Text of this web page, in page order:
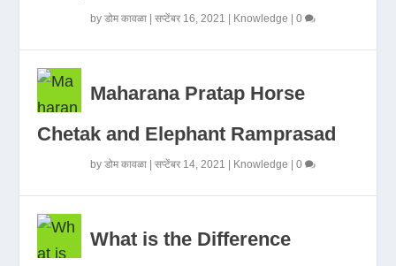
byडोम कावळा |सप्टेंबर 16, 2021 Knowledge |0
Maharana Pratap Horse
Chetak and Elephant Ramprasad
byडोम कावळा |सप्टेंबर 14, 2021 Knowledge |0
What is the Difference